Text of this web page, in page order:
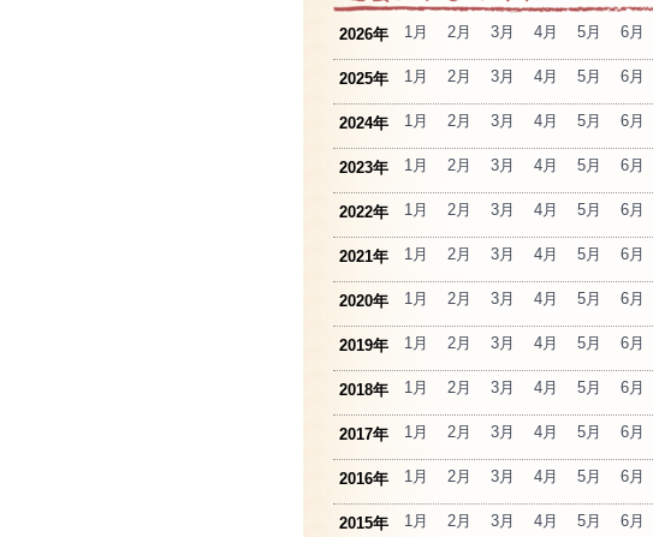
2026年 1月 2月 3月 4月 5月 6月
2025年 1月 2月 3月 4月 5月 6月
2024年 1月 2月 3月 4月 5月 6月
2023年 1月 2月 3月 4月 5月 6月
2022年 1月 2月 3月 4月 5月 6月
2021年 1月 2月 3月 4月 5月 6月
2020年 1月 2月 3月 4月 5月 6月
2019年 1月 2月 3月 4月 5月 6月
2018年 1月 2月 3月 4月 5月 6月
2017年 1月 2月 3月 4月 5月 6月
2016年 1月 2月 3月 4月 5月 6月
2015年 1月 2月 3月 4月 5月 6月